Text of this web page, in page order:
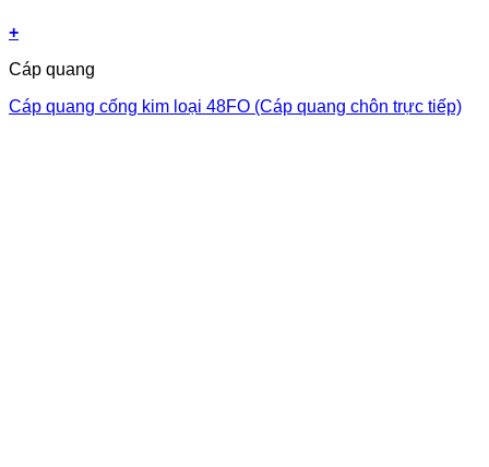
+
Cáp quang
Cáp quang cống kim loại 48FO (Cáp quang chôn trực tiếp)